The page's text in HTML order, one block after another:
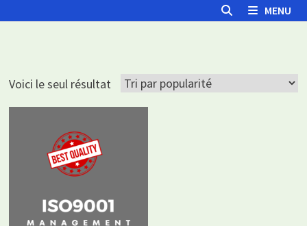
MENU
Voici le seul résultat